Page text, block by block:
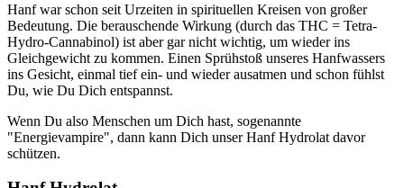
Hanf war schon seit Urzeiten in spirituellen Kreisen von großer
Bedeutung. Die berauschende Wirkung (durch das THC = Tetra-
Hydro-Cannabinol) ist aber gar nicht wichtig, um wieder ins
Gleichgewicht zu kommen. Einen Sprühstoß unseres Hanfwassers
ins Gesicht, einmal tief ein- und wieder ausatmen und schon fühlst
Du, wie Du Dich entspannst.
Wenn Du also Menschen um Dich hast, sogenannte
"Energievampire", dann kann Dich unser Hanf Hydrolat davor
schützen.